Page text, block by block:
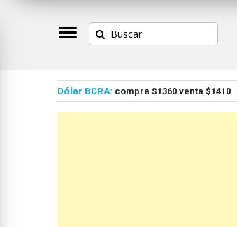
Dólar BCRA: compra $1360 venta $1410